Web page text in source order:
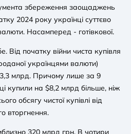
збереження заощаджень
2024 року українці суттєво
Насамперед - готівкової.
Від початку війни чиста купівля
українцями валюти)
млрд. Причому лише за 9
купили на $8,2 млрд більше, ніж
обсягу чистої купівлі від
вторгнення.
320 млрд грн. В чотири